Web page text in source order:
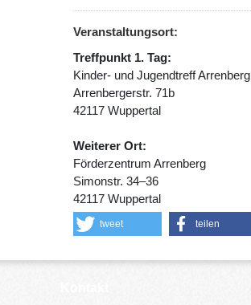
Veranstaltungsort:
Treffpunkt 1. Tag:
Kinder- und Jugendtreff Arrenberg
Arrenbergerstr. 71b
42117 Wuppertal
Weiterer Ort:
Förderzentrum Arrenberg
Simonstr. 34–36
42117 Wuppertal
tweet teilen